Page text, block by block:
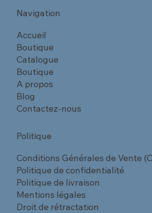
Navigation
Accueil
Boutique
Catalogue
Boutique
A propos
Blog
Contactez-nous
Politique
Conditions Générales de Vente
Politique de confidentialité
Politique de livraison
Mentions légales
Droit de rétractation